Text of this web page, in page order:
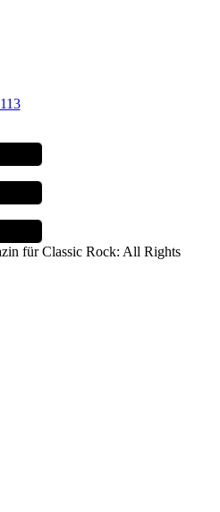
für Classic Rock: All Rights